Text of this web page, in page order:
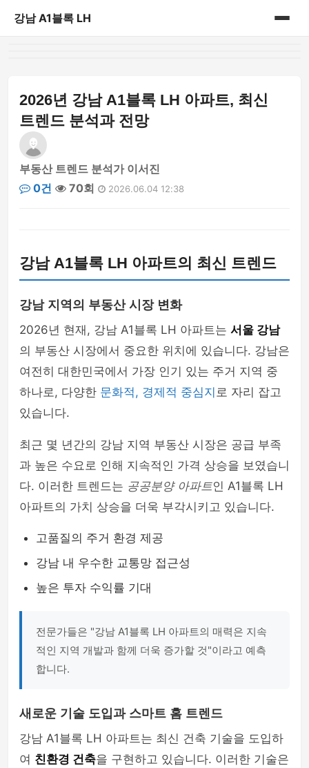
강남 A1블록 LH
2026년 강남 A1블록 LH 아파트, 최신
트렌드 분석과 전망
부동산 트렌드 분석가 이서진
0건
70회 2026.06.04 12:38
강남 A1블록 LH 아파트의 최신 트렌드
강남 지역의 부동산 시장 변화
2026년 현재, 강남 A1블록 LH 아파트는 서울 강남
의 부동산 시장에서 중요한 위치에 있습니다. 강남은
여전히 대한민국에서 가장 인기 있는 주거 지역 중
하나로, 다양한 문화적, 경제적 중심지 로 자리 잡고
있습니다.
최근 몇 년간의 강남 지역 부동산 시장은 공급 부족
과 높은 수요로 인해 지속적인 가격 상승을 보였습니
다. 이러한 트렌드는 공공분양 아파트인 A1블록 LH
아파트의 가치 상승을 더욱 부각시키고 있습니다.
고품질의 주거 환경 제공
강남 내 우수한 교통망 접근성
높은 투자 수익률 기대
전문가들은 "강남 A1블록 LH 아파트의 매력은 지속
적인 지역 개발과 함께 더욱 증가할 것"이라고 예측
합니다.
새로운 기술 도입과 스마트 홈 트렌드
강남 A1블록 LH 아파트는 최신 건축 기술을 도입하
여 친환경 건축을 구현하고 있습니다. 이러한 기술은